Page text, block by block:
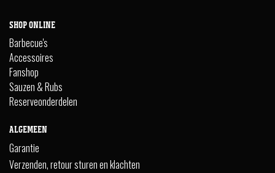
SHOP ONLINE
Barbecue's
Accessoires
Fanshop
Sauzen & Rubs
Reserveonderdelen
ALGEMEEN
Garantie
Verzenden, retour sturen en klachten